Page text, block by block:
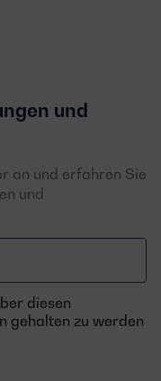
und
an und erfahren Sie
und
diesen
gehalten zu werden